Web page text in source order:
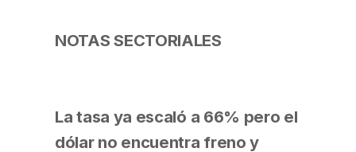
NOTAS SECTORIALES
La tasa ya escaló a 66% pero el
dólar no encuentra freno y